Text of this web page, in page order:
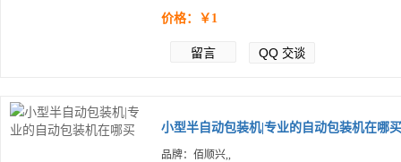
价格：￥1
留言 QQ 交谈
小型半自动包装机|专业的自动包装机在哪买
品牌：佰顺兴,,